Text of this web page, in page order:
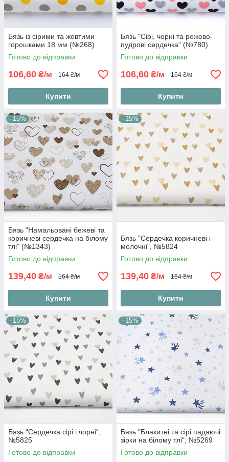
Бязь із сірими та жовтими
горошками 18 мм (№268)
Готово до відправки
106,60 ₴/м 164 ₴/м
Купити
Бязь "Сірі, чорні та рожево-
пудрові сердечка" (№780)
Готово до відправки
106,60 ₴/м 164 ₴/м
Купити
–15%
Бязь "Намальовані бежеві та
коричневі сердечка на білому
тлі" (№1343)
Готово до відправки
139,40 ₴/м 164 ₴/м
Купити
–15%
Бязь "Сердечка коричневі і
молочні", №5824
Готово до відправки
139,40 ₴/м 164 ₴/м
Купити
–15%
Бязь "Сердечка сірі і чорні",
№5825
Готово до відправки
–15%
Бязь "Блакитні та сірі падаючі
зірки на білому тлі", №5269
Готово до відправки